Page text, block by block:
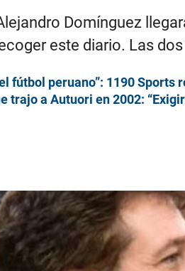
Domínguez
este diario. Las
fútbol peruano”: 1190
trajo a Autuori en 2002: